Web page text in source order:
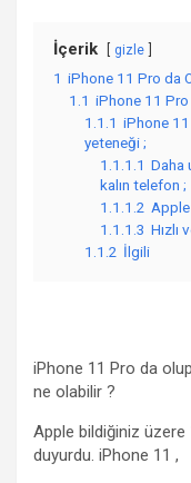
İçerik gizle
1 iPhone 11 Pro da
1.1 iPhone 11 Pro
1.1.1 iPhone
yeteneği ;
1.1.1.1 Daha
kalın telefon ;
1.1.1.2
1.1.1.3 Hızlı
1.1.2 İlgili
iPhone 11 Pro da
ne olabilir ?
Apple bildiğiniz üzere
duyurdu. iPhone 11 ,